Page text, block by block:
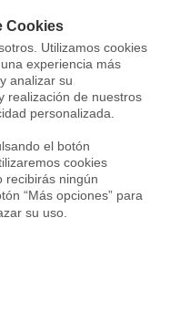
Cookies
Utilizamos cookies
experiencia más
analizar su
realización de nuestros
personalizada.
el botón
cookies
recibirás ningún
“Más opciones” para
su uso.